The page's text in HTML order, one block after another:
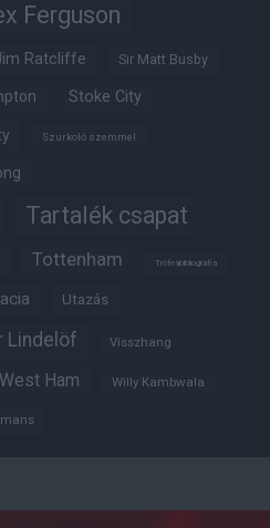
Ferguson
Ratcliffe Sir Matt Busby
Stoke City
Szurkoló szemmel
Tartalék csapat
Tottenham Trófeabibliográfia
Utazás
Lindelöf Visszhang
West Ham Willy Kambwala